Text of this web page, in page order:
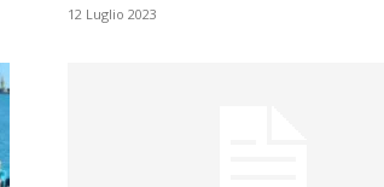
12 Luglio 2023